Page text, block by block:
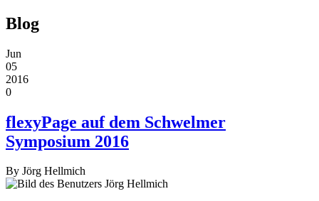
Blog
Jun
05
2016
0
flexyPage auf dem Schwelmer
Symposium 2016
By Jörg Hellmich